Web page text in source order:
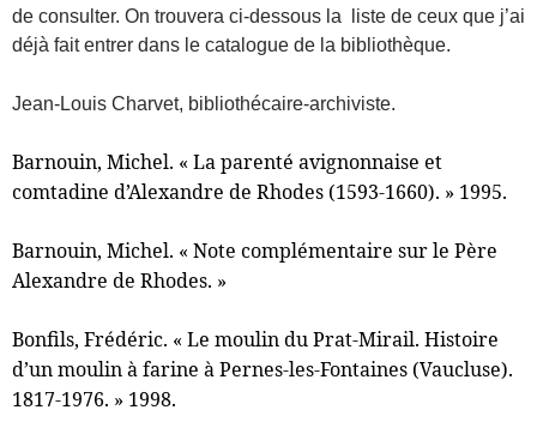
de consulter. On trouvera ci-dessous la liste de ceux que j’ai
déjà fait entrer dans le catalogue de la bibliothèque.
Jean-Louis Charvet, bibliothécaire-archiviste.
Barnouin, Michel. « La parenté avignonnaise et
comtadine d’Alexandre de Rhodes (1593-1660). » 1995.
Barnouin, Michel. « Note complémentaire sur le Père
Alexandre de Rhodes. »
Bonfils, Frédéric. « Le moulin du Prat-Mirail. Histoire
d’un moulin à farine à Pernes-les-Fontaines (Vaucluse).
1817-1976. » 1998.